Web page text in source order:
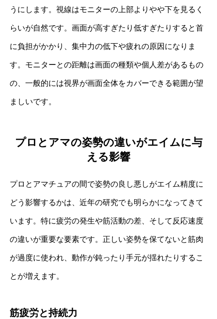
うにします。視線はモニターの上部よりやや下を見るく
らいが自然です。画面が高すぎたり低すぎたりすると首
に負担がかかり、集中力の低下や疲れの原因になりま
す。モニターとの距離は画面の種類や個人差があるもの
の、一般的には視界が画面全体をカバーできる範囲が望
ましいです。
プロとアマの姿勢の違いがエイムに与
える影響
プロとアマチュアの間で姿勢の良し悪しがエイム精度に
どう影響するかは、近年の研究でも明らかになってきて
います。特に疲労の発生や筋活動の差、そして反応速度
の違いが重要な要素です。正しい姿勢を保てないと筋肉
が過度に使われ、動作が鈍ったり手元が揺れたりするこ
とが増えます。
筋疲労と持続力